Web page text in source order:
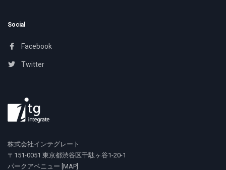
Social
Facebook
Twitter
株式会社インテグレート
〒151-0051 東京都渋谷区千駄ヶ谷1-20-1
パークアベニュー [ MAP